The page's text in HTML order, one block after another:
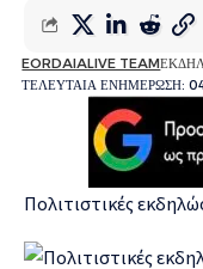
ΤΕΛΕΥΤΑΙΑ ΕΝΗΜΕΡΩΣΗ:
EORDAIALIVE TEAM
Πολιτιστικές